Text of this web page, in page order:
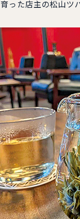
った店主の松山ツ